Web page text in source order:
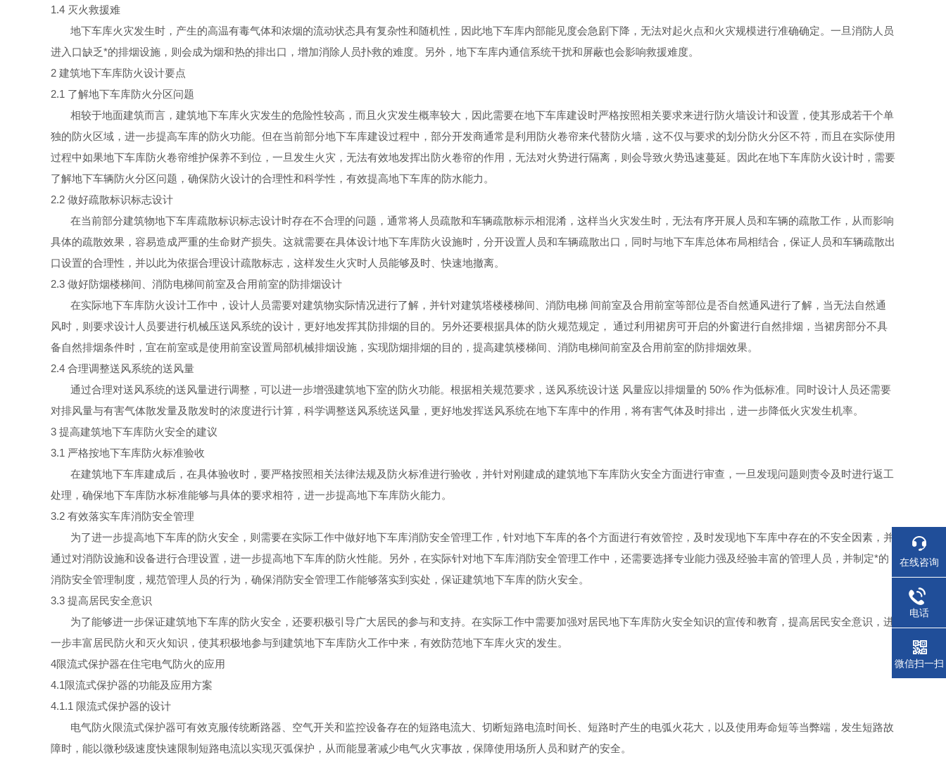
1.4 灭火救援难
地下车库火灾发生时，产生的高温有毒气体和浓烟的流动状态具有复杂性和随机性，因此地下车库内部能见度会急剧下降，无法对起火点和火灾规模进行准确确定。一旦消防人员
进入口缺乏*的排烟设施，则会成为烟和热的排出口，增加消除人员扑救的难度。另外，地下车库内通信系统干扰和屏蔽也会影响救援难度。
2 建筑地下车库防火设计要点
2.1 了解地下车库防火分区问题
相较于地面建筑而言，建筑地下车库火灾发生的危险性较高，而且火灾发生概率较大，因此需要在地下车库建设时严格按照相关要求来进行防火墙设计和设置，使其形成若干个单
独的防火区域，进一步提高车库的防火功能。但在当前部分地下车库建设过程中，部分开发商通常是利用防火卷帘来代替防火墙，这不仅与要求的划分防火分区不符，而且在实际使用
过程中如果地下车库防火卷帘维护保养不到位，一旦发生火灾，无法有效地发挥出防火卷帘的作用，无法对火势进行隔离，则会导致火势迅速蔓延。因此在地下车库防火设计时，需要
了解地下车辆防火分区问题，确保防火设计的合理性和科学性，有效提高地下车库的防水能力 。
2.2 做好疏散标识标志设计
在当前部分建筑物地下车库疏散标识标志设计时存在不合理的问题，通常将人员疏散和车辆疏散标示相混淆，这样当火灾发生时，无法有序开展人员和车辆的疏散工作，从而影响
具体的疏散效果，容易造成严重的生命财产损失。这就需要在具体设计地下车库防火设施时，分开设置人员和车辆疏散出口，同时与地下车库总体布局相结合，保证人员和车辆疏散出
口设置的合理性，并以此为依据合理设计疏散标志，这样发生火灾时人员能够及时、快速地撤离。
2.3 做好防烟楼梯间、消防电梯间前室及合用前室的防排烟设计
在实际地下车库防火设计工作中，设计人员需要对建筑物实际情况进行了解，并针对建筑塔楼楼梯间、消防电梯 间前室及合用前室等部位是否自然通风进行了解，当无法自然通
风时，则要求设计人员要进行机械压送风系统的设计，更好地发挥其防排烟的目的。另外还要根据具体的防火规范规定 ， 通过利用裙房可开启的外窗进行自然排烟，当裙房部分不具
备自然排烟条件时，宜在前室或是使用前室设置局部机械排烟设施，实现防烟排烟的目的，提高建筑楼梯间、消防电梯间前室及合用前室的防排烟效果。
2.4 合理调整送风系统的送风量
通过合理对送风系统的送风量进行调整，可以进一步增强建筑地下室的防火功能。根据相关规范要求，送风系统设计送 风量应以排烟量的 50% 作为低标准。同时设计人员还需要
对排风量与有害气体散发量及散发时的浓度进行计算，科学调整送风系统送风量，更好地发挥送风系统在地下车库中的作用，将有害气体及时排出，进一步降低火灾发生机率。
3 提高建筑地下车库防火安全的建议
3.1 严格按地下车库防火标准验收
在建筑地下车库建成后，在具体验收时，要严格按照相关法律法规及防火标准进行验收，并针对刚建成的建筑地下车库防火安全方面进行审查，一旦发现问题则责令及时进行返工
处理，确保地下车库防水标准能够与具体的要求相符，进一步提高地下车库防火能力 。
3.2 有效落实车库消防安全管理
为了进一步提高地下车库的防火安全，则需要在实际工作中做好地下车库消防安全管理工作，针对地下车库的各个方面进行有效管控，及时发现地下车库中存在的不安全因素，并
通过对消防设施和设备进行合理设置，进一步提高地下车库的防火性能。另外，在实际针对地下车库消防安全管理工作中，还需要选择专业能力强及经验丰富的管理人员，并制定*的
消防安全管理制度，规范管理人员的行为，确保消防安全管理工作能够落实到实处，保证建筑地下车库的防火安全。
3.3 提高居民安全意识
为了能够进一步保证建筑地下车库的防火安全，还要积极引导广大居民的参与和支持。在实际工作中需要加强对居民地下车库防火安全知识的宣传和教育，提高居民安全意识，进
一步丰富居民防火和灭火知识，使其积极地参与到建筑地下车库防火工作中来，有效防范地下车库火灾的发生。
4限流式保护器在住宅电气防火的应用
4.1限流式保护器的功能及应用方案
4.1.1 限流式保护器的设计
电气防火限流式保护器可有效克服传统断路器、空气开关和监控设备存在的短路电流大、切断短路电流时间长、短路时产生的电弧火花大，以及使用寿命短等当弊端，发生短路故
障时，能以微秒级速度快速限制短路电流以实现灭弧保护，从而能显著减少电气火灾事故，保障使用场所人员和财产的安全。
在线咨询
电话
微信扫一扫